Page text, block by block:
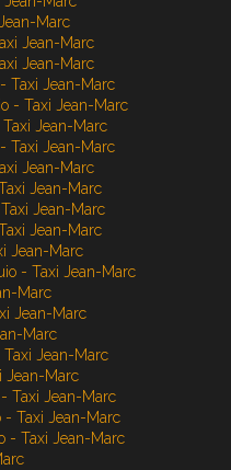
Marc
Jean-Marc
Jean-Marc
Taxi Jean-Marc
- Taxi Jean-Marc
Jean-Marc
Taxi Jean-Marc
Jean-Marc
Jean-Marc
Jean-Marc
Jean-Marc
Jean-Marc
- Taxi Jean-Marc
Marc
Jean-Marc
Marc
Jean-Marc
Jean-Marc
Taxi Jean-Marc
- Taxi Jean-Marc
- Taxi Jean-Marc